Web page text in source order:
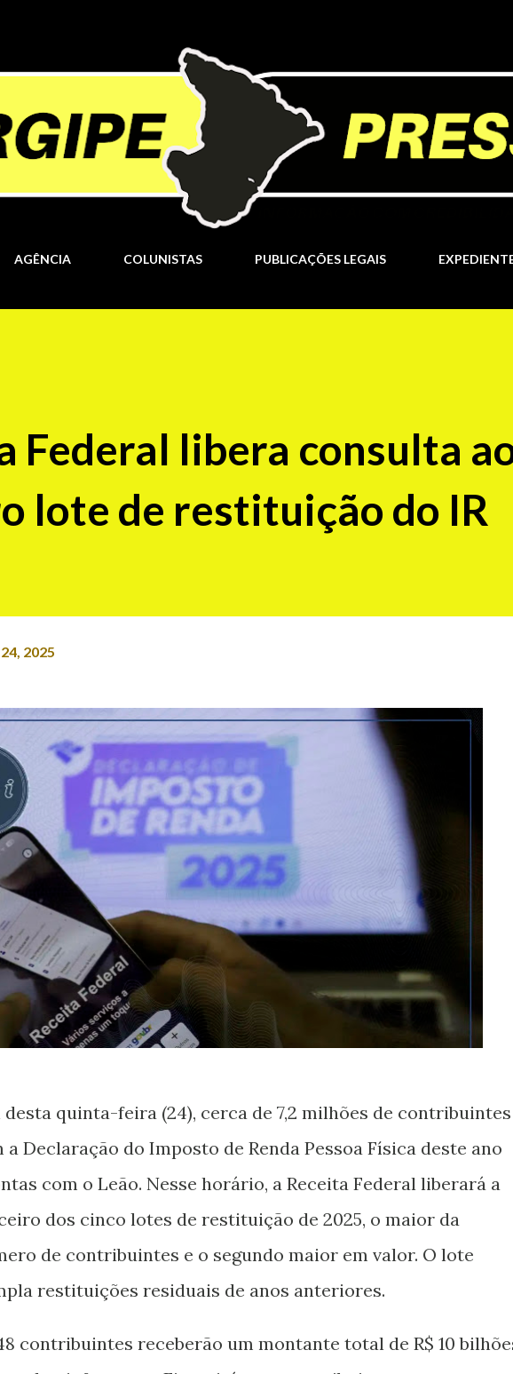
AGÊNCIA COLUNISTAS PUBLICAÇÕES LEGAIS
Federal libera consulta
lote de restituição do IR
2025
desta quinta-feira (24), cerca de 7,2 milhões de contribuintes
Declaração do Imposto de Renda Pessoa Física deste ano
com o Leão. Nesse horário, a Receita Federal liberará a
dos cinco lotes de restituição de 2025, o maior da
de contribuintes e o segundo maior em valor. O lote
restituições residuais de anos anteriores.
contribuintes receberão um montante total de R$ 10